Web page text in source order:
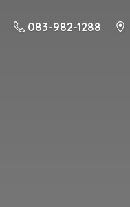
083-982-1288